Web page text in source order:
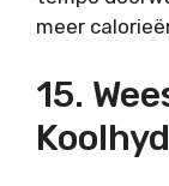
meer
15.